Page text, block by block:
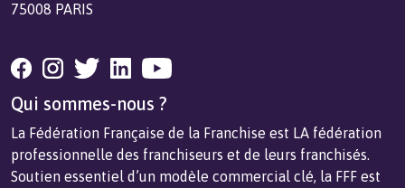
75008 PARIS
Qui sommes-nous ?
La Fédération Française de la Franchise est LA fédération
professionnelle des franchiseurs et de leurs franchisés.
Soutien essentiel d’un modèle commercial clé, la FFF est